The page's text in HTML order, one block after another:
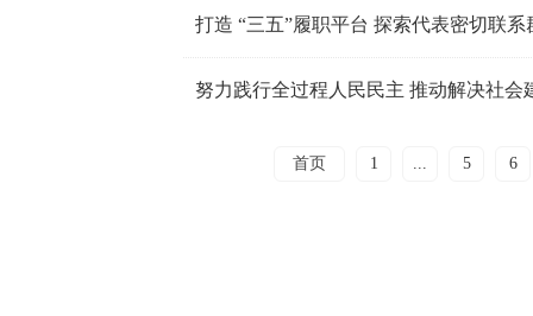
打造 “三五”履职平台 探索代表密切联系
努力践行全过程人民民主 推动解决社会
首页 1 ... 5 6